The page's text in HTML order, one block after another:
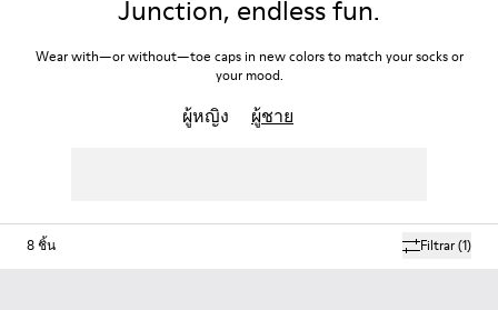
Junction, endless fun.
Wear with—or without—toe caps in new colors to match your socks or
your mood.
ผู้หญิง ผู้ชาย
Filtrar(1)
8ชิ้น